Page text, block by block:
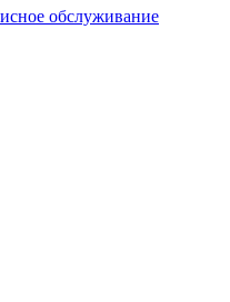
обслуживание